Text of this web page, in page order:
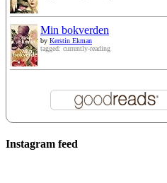
Min bokverden
by Kerstin Ekman
tagged: currently-reading
Instagram feed